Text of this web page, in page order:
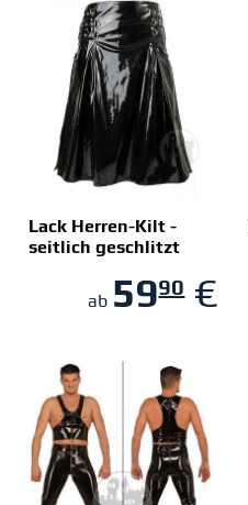
Lack Herren-Kilt -
seitlich geschlitzt
ab 5990€